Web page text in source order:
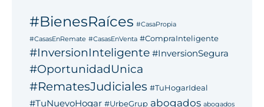
#BienesRaíces #CasaPropia
#CasasEnRemate #CasasEnVenta #CompraInteligente
#InversionInteligente #InversionSegura
#OportunidadUnica
#RematesJudiciales #TuHogarIdeal
#TuNuevoHogar #UrbeGrup abogados abogados